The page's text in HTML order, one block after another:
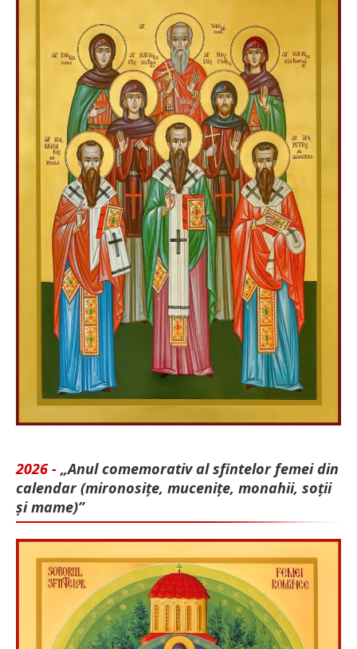
2026 - „Anul comemorativ al sfintelor femei din
calendar (mironosițe, mu­cenițe, monahii, soții
și mame)”